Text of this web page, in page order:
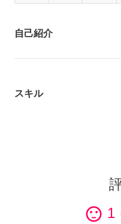
自己紹介
スキル
sentiment_satisfied 1